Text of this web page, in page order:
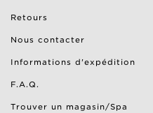
Retours
Nous contacter
Informations d'expédition
F.A.Q.
Trouver un magasin/Spa